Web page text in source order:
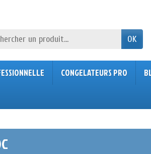
OK
CONGELATEURS PRO